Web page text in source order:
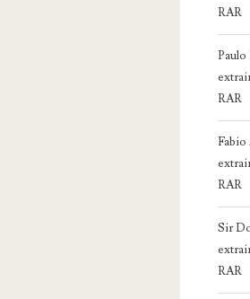
RAR
Paulo
RAR
Fabio
RAR
Sir
RAR